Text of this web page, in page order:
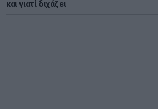
και γιατί διχάζει